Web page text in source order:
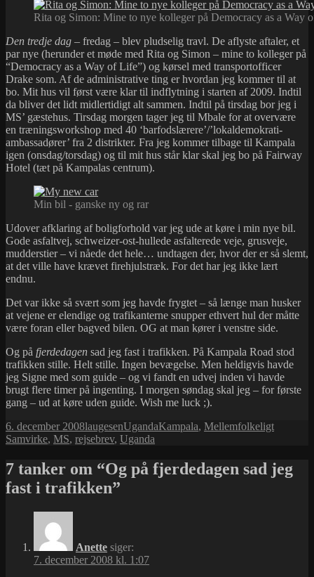
Rita og Simon: Mine to nye kolleger på Democracy as a Way
Den tredje dag – fredag – blev pludselig travl. De aflyste aftaler, et
par nye (herunder et møde med Rita og Simon – mine to kolleger på
“Democracy as a Way of Life”) og kørsel med transportofficer
Drake som. Af de administrative ting er hvordan jeg kommer til at
bo. Mit hus vil først være klar til indflytning i starten af 2009. Indtil
da bliver det lidt midlertidigt alt sammen. Indtil på tirsdag bor jeg i
MS’ gæstehus. Tirsdag morgen tager jeg til Mbale for at overvære
en træningsworkshop med 40 ‘barfodslærere’/’lokaldemokrati-
ambassadører’ fra 2 distrikter. Fra jeg kommer tilbage til Kampala
igen (onsdag/torsdag) og til mit hus står klar skal jeg bo på Fairway
Hotel (tæt på Kampalas centrum).
Min bil - ganske ny og rar
Udover afklaring af boligforhold var jeg ude at køre i min nye bil.
Gode asfaltvej, schweizer-ost-hullede asfalterede veje, grusveje,
mudderstier – vi nåede det hele… undtagen der, hvor der er så slemt,
at det ville have krævet firehjulstræk. For det har jeg ikke lært
endnu.
Det var ikke så svært som jeg havde frygtet – så længe man husker
at vejene er elendige og trafikanterne snupper ethvert hul der måtte
være foran eller bagved bilen. OG at man kører i venstre side.
Og på fjerdedagen sad jeg fast i trafikken. På Kampala Road stod
trafikken stille. Helt stille. Ingen bevægelse. Men heldigvis havde
jeg Signe med som guide – og vi fandt en udvej inden vi havde
brugt flere timer på ingenting. I morgen søndag skal jeg – for første
gang – ud at køre uden guide. Wish me luck ;).
Udgivet
i
6. december 2008Forfatter
laugesenKategorier
UgandaTags
Kampala, Mellemfolkeligt
Samvirke, MS, rejsebrev, Uganda
7 tanker om “Og på fjerdedagen sad jeg
fast i trafikken”
Anette siger:
7. december 2008 kl. 1:07